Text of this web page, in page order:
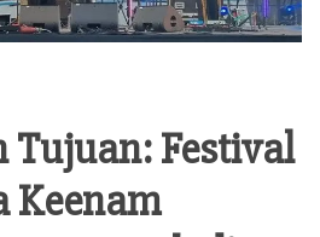
Tujuan: Festival
Keenam